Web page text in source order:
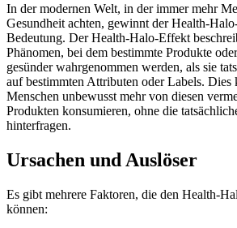
Effekt
In der modernen Welt, in der immer mehr
Gesundheit achten, gewinnt der Health-
Bedeutung. Der Health-Halo-Effekt
Phänomen, bei dem bestimmte Produkte
gesünder wahrgenommen werden, als sie
auf bestimmten Attributen oder Labels. Dies
Menschen unbewusst mehr von diesen
Produkten konsumieren, ohne die
hinterfragen.
Ursachen und Auslöser
Es gibt mehrere Faktoren, die den Health-
können: